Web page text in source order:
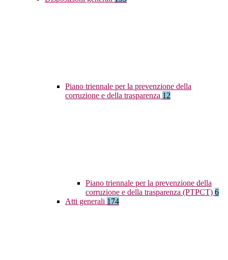
Piano triennale per la prevenzione della
corruzione e della trasparenza 12
Piano triennale per la prevenzione della
corruzione e della trasparenza (PTPCT) 6
Atti generali 174